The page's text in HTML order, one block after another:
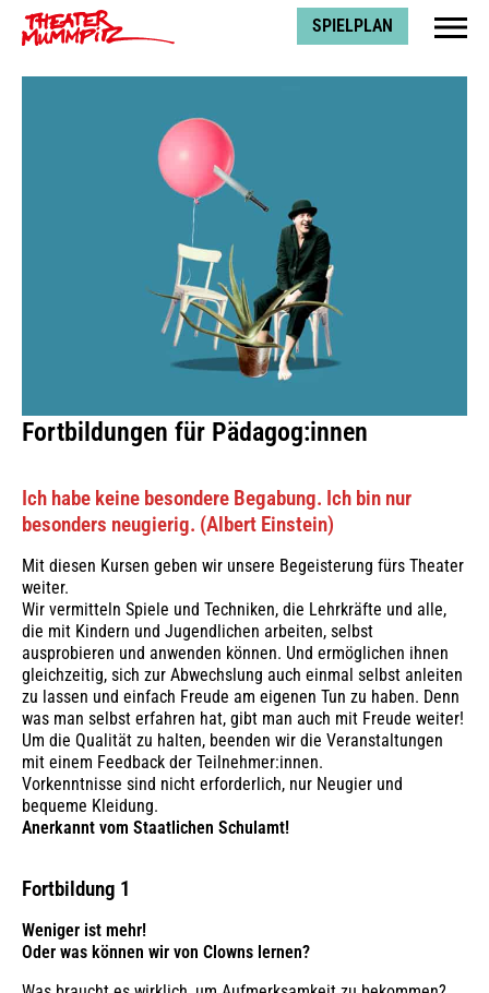
Theater Mummpitz SPIELPLAN
Fortbildungen für Pädagog:innen
Ich habe keine besondere Begabung. Ich bin nur
besonders neugierig. (Albert Einstein)
Mit diesen Kursen geben wir unsere Begeisterung fürs Theater
weiter.
Wir vermitteln Spiele und Techniken, die Lehrkräfte und alle,
die mit Kindern und Jugendlichen arbeiten, selbst
ausprobieren und anwenden können. Und ermöglichen ihnen
gleichzeitig, sich zur Abwechslung auch einmal selbst anleiten
zu lassen und einfach Freude am eigenen Tun zu haben. Denn
was man selbst erfahren hat, gibt man auch mit Freude weiter!
Um die Qualität zu halten, beenden wir die Veranstaltungen
mit einem Feedback der Teilnehmer:innen.
Vorkenntnisse sind nicht erforderlich, nur Neugier und
bequeme Kleidung.
Anerkannt vom Staatlichen Schulamt!
Fortbildung 1
Weniger ist mehr!
Oder was können wir von Clowns lernen?